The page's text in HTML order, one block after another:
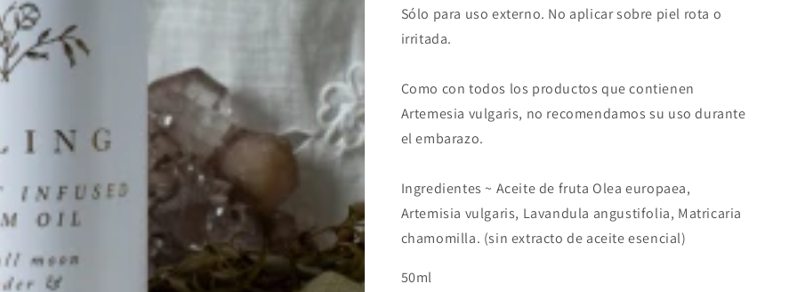
Sólo para uso externo. No aplicar sobre piel rota o
irritada.
Como con todos los productos que contienen
Artemesia vulgaris, no recomendamos su uso durante
el embarazo.
Ingredientes ~ Aceite de fruta Olea europaea,
Artemisia vulgaris, Lavandula angustifolia, Matricaria
chamomilla. (sin extracto de aceite esencial)
50ml